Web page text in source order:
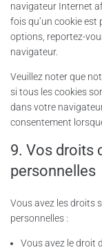
navigateur Internet
fois qu’un cookie est
options, reportez-
navigateur.
Veuillez noter que
si tous les cookies
dans votre
consentement
9. Vos droits
personnelles
Vous avez les droits
personnelles :
Vous avez le droit